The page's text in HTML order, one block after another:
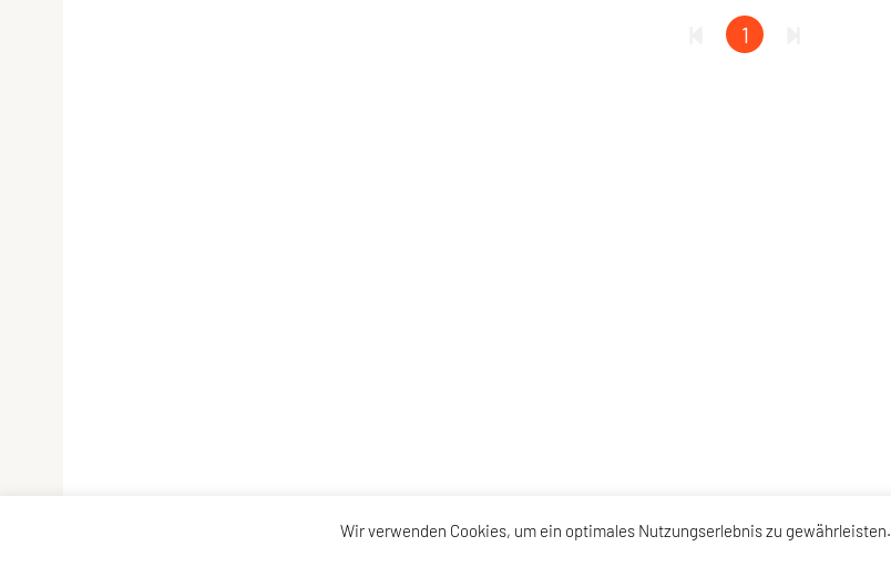
1
Wir verwenden Cookies, um ein optimales Nutzungserlebnis zu gewährleisten.